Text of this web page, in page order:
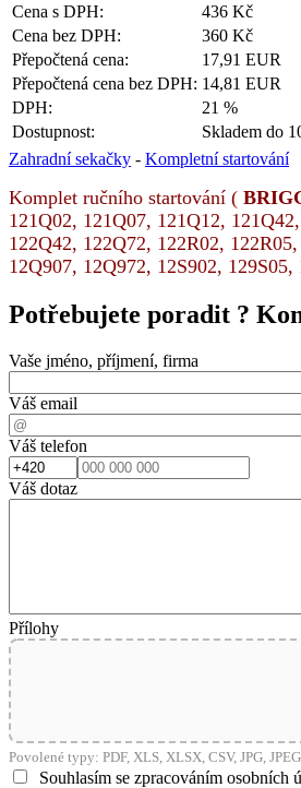
Cena s DPH:
436 Kč
Cena bez DPH:
360 Kč
Přepočtená cena:
17,91 EUR
Přepočtená cena bez DPH: 14,81 EUR
DPH:
21 %
Dostupnost:
Skladem do
Zahradní sekačky - Kompletní startování
Komplet ručního startování (
121Q02, 121Q07, 121Q12,
122Q42, 122Q72, 122R02,
12Q907, 12Q972, 12S902,
Potřebujete poradit ?
Vaše jméno, příjmení, firma
Váš email
Váš telefon
Váš dotaz
Přílohy
Povolené typy: PDF, XLS, XLSX, CSV, JPG,
Souhlasím se zpracováním osobních